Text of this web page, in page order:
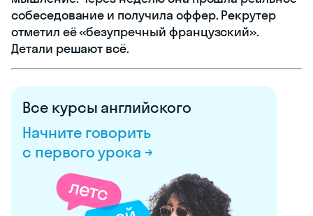
собеседование и получила оффер. Рекрутер
отметил её «безупречный французский».
Детали решают всё.
Все курсы английского
Начните говорить
с первого урока →